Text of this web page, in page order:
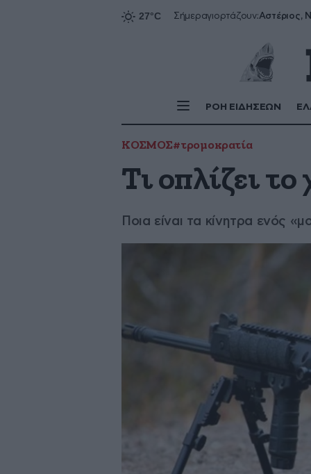
Σήμεραγιορτάζουν:Αστέριος,
ΡΟΗ ΕΙΔΗΣΕΩΝ
ΚΟΣΜΟΣ#τρομοκρατία
Τι οπλίζει
Ποια είναι τα κίνητρα ενός